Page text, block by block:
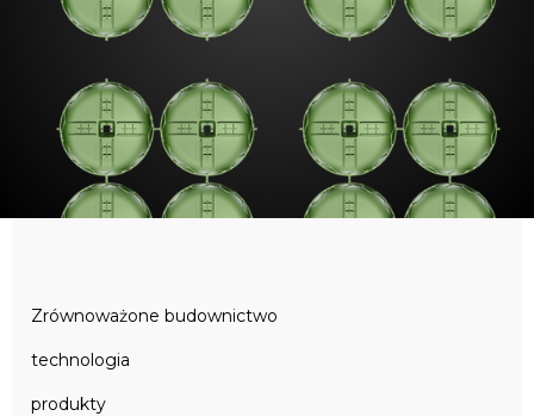
Zrównoważone budownictwo
technologia
produkty